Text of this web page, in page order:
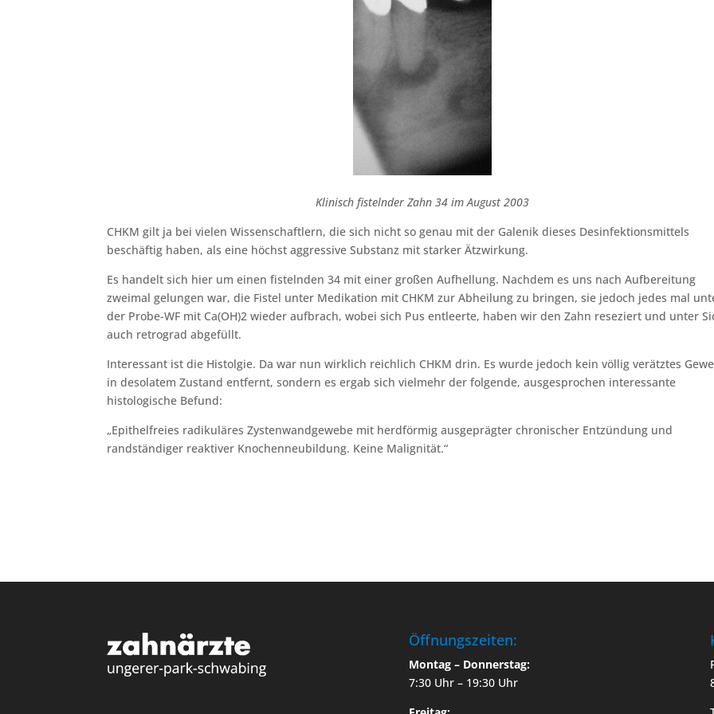
Klinisch fistelnder Zahn 34 im August 2003
CHKM gilt ja bei vielen Wissenschaftlern, die sich nicht so genau mit der Galenik dieses Desinfektionsmittels
beschäftig haben, als eine höchst aggressive Substanz mit starker Ätzwirkung.
Es handelt sich hier um einen fistelnden 34 mit einer großen Aufhellung. Nachdem es uns nach Aufbereitung
zweimal gelungen war, die Fistel unter Medikation mit CHKM zur Abheilung zu bringen, sie jedoch jedes mal
der Probe-WF mit Ca(OH)2 wieder aufbrach, wobei sich Pus entleerte, haben wir den Zahn reseziert und unter
auch retrograd abgefüllt.
Interessant ist die Histolgie. Da war nun wirklich reichlich CHKM drin. Es wurde jedoch kein völlig verätztes
in desolatem Zustand entfernt, sondern es ergab sich vielmehr der folgende, ausgesprochen interessante
histologische Befund:
„Epithelfreies radikuläres Zystenwandgewebe mit herdförmig ausgeprägter chronischer Entzündung und
randständiger reaktiver Knochenneubildung. Keine Malignität.“
Öffnungszeiten:
Montag – Donnerstag:
7:30 Uhr – 19:30 Uhr